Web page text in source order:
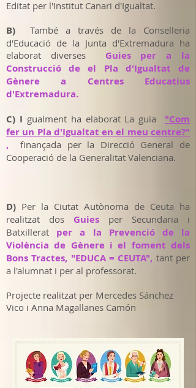
Editat per l'Institut Canari d'Igualtat.
B) També a través de la Conselleria
d'Educació de la Junta d'Extremadura ha
elaborat diverses Guies per a la
Construcció de el Pla d'Igualtat de
Gènere a Centres Educatius
d'Extremadura.
C) I gualment ha elaborat La guia "Com
fer un Pla d'Igualtat en el meu centre?"
, finançada per la Direcció General de
Cooperació de la Generalitat Valenciana.
D) Per la Ciutat Autònoma de Ceuta ha
realitzat dos Guies per Secundaria i
Batxillerat per a la Prevenció de la
Violència de Gènere i el foment dels
Bons Tractes, "EDUCA = CEUTA", tant per
a l'alumnat i per al professorat.
Projecte realitzat per Mercedes Sánchez
Vico i Anna Magallanes Camón